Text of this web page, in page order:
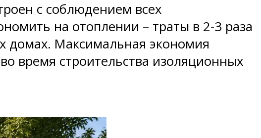
с соблюдением всех
на отоплении – траты в 2-3 раза
домах. Максимальная экономия
время строительства изоляционных